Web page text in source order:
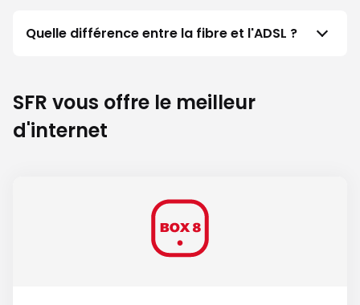
Quelle différence entre la fibre et l'ADSL ?
SFR vous offre le meilleur
d'internet